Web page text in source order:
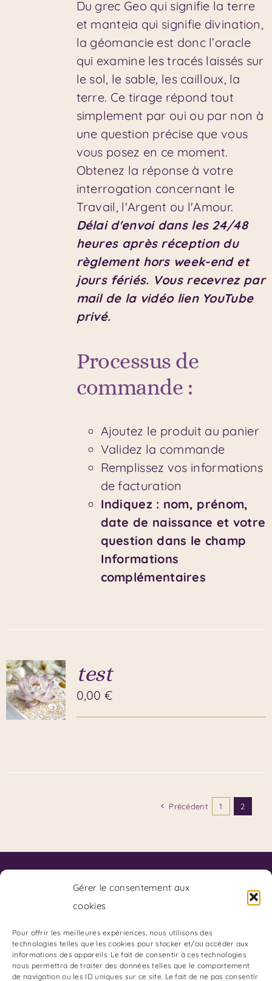
Gérer le consentement aux
cookies
Pour offrir les meilleures expériences, nous utilisons des
technologies telles que les cookies pour stocker et/ou accéder aux
informations des appareils. Le fait de consentir à ces technologies
nous permettra de traiter des données telles que le comportement
de navigation ou les ID uniques sur ce site. Le fait de ne pas consentir
Du grec Geo qui signifie la terre
et manteia qui signifie divination,
la géomancie est donc l’oracle
qui examine les tracés laissés sur
le sol, le sable, les cailloux, la
terre. Ce tirage répond tout
simplement par oui ou par non à
une question précise que vous
vous posez en ce moment.
Obtenez la réponse à votre
interrogation concernant le
Travail, l'Argent ou l'Amour.
Délai d'envoi dans les 24/48
heures après réception du
règlement hors week-end et
jours fériés. Vous recevrez par
mail de la vidéo lien YouTube
privé.
Processus de
commande :
Ajoutez le produit au panier
Validez la commande
Remplissez vos informations
de facturation
Indiquez : nom, prénom,
date de naissance et votre
question dans le champ
Informations
complémentaires
test
0,00€
Précédent 1 2
Code de Déontologie du Coaching
Charte de Déontologie des Arts Divinatoires:
Adresse du Cabinet :
85 Boulevard Charles Arnould
51100 REIMS